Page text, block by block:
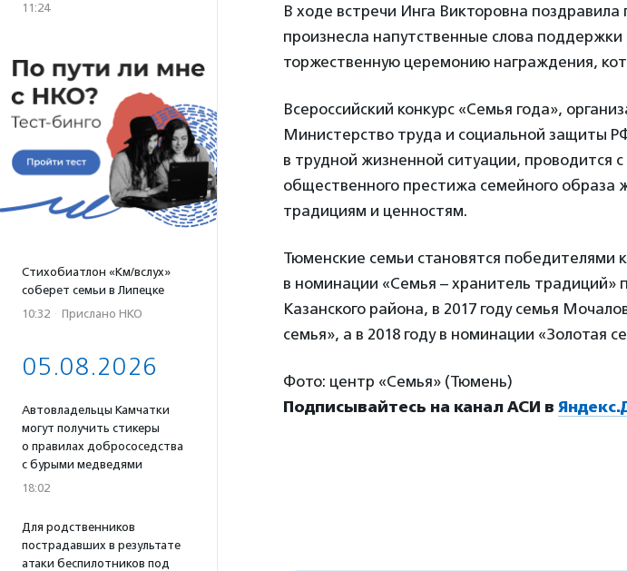
11:24
Стихобиатлон «Км/вслух»
соберет семьи в Липецке
10:32 · Прислано НКО
05.08.2026
Автовладельцы Камчатки
могут получить стикеры
о правилах добрососедства
с бурыми медведями
18:02
Для родственников
пострадавших в результате
атаки беспилотников под
В ходе встречи Инга Викторовна
произнесла напутственные слова
торжественную церемонию награждения,
Всероссийский конкурс «Семья года»,
Министерство труда и социальной защиты
в трудной жизненной ситуации, проводится
общественного престижа семейного
традициям и ценностям.
Тюменские семьи становятся победителями
в номинации «Семья – хранитель
Казанского района, в 2017 году семья
семья», а в 2018 году в номинации «Золотая
Фото: центр «Семья» (Тюмень)
Подписывайтесь на канал АСИ в